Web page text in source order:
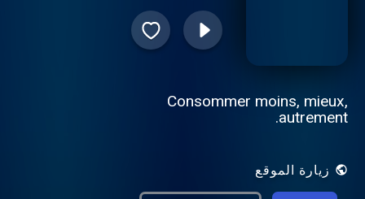
Consommer moins, mieux,
autrement.
زيارة الموقع